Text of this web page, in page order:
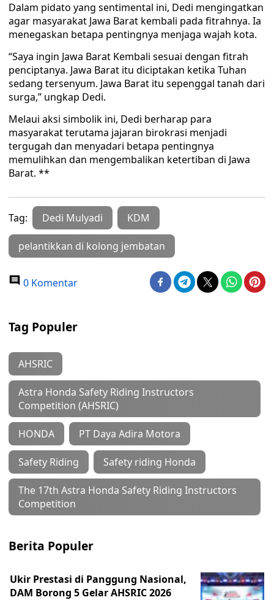
Dalam pidato yang sentimental ini, Dedi mengingatkan
agar masyarakat Jawa Barat kembali pada fitrahnya. Ia
menegaskan betapa pentingnya menjaga wajah kota.
“Saya ingin Jawa Barat Kembali sesuai dengan fitrah
penciptanya. Jawa Barat itu diciptakan ketika Tuhan
sedang tersenyum. Jawa Barat itu sepenggal tanah dari
surga,” ungkap Dedi.
Melaui aksi simbolik ini, Dedi berharap para
masyarakat terutama jajaran birokrasi menjadi
tergugah dan menyadari betapa pentingnya
memulihkan dan mengembalikan ketertiban di Jawa
Barat. **
Tag: Dedi Mulyadi KDM
pelantikkan di kolong jembatan
0 Komentar
Tag Populer
AHSRIC
Astra Honda Safety Riding Instructors
Competition (AHSRIC)
HONDA PT Daya Adira Motora
Safety Riding Safety riding Honda
The 17th Astra Honda Safety Riding Instructors
Competition
Berita Populer
Ukir Prestasi di Panggung Nasional,
DAM Borong 5 Gelar AHSRIC 2026